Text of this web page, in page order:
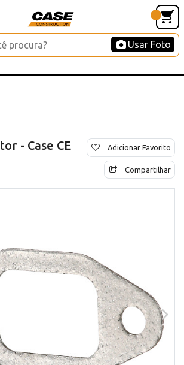
Usar Foto
- Case CE Adicionar Favorito
Compartilhar